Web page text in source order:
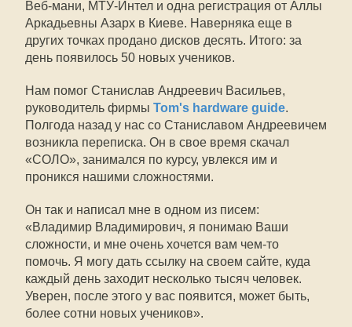
Веб-мани, МТУ-Интел и одна регистрация от Аллы
Аркадьевны Азарх в Киеве. Наверняка еще в
других точках продано дисков десять. Итого: за
день появилось 50 новых учеников.
Нам помог Станислав Андреевич Васильев,
руководитель фирмы Tom's hardware guide.
Полгода назад у нас со Станиславом Андреевичем
возникла переписка. Он в свое время скачал
«СОЛО», занимался по курсу, увлекся им и
проникся нашими сложностями.
Он так и написал мне в одном из писем:
«Владимир Владимирович, я понимаю Ваши
сложности, и мне очень хочется вам чем-то
помочь. Я могу дать ссылку на своем сайте, куда
каждый день заходит несколько тысяч человек.
Уверен, после этого у вас появится, может быть,
более сотни новых учеников».